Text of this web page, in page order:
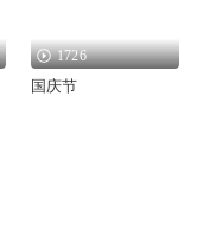
1726
国庆节